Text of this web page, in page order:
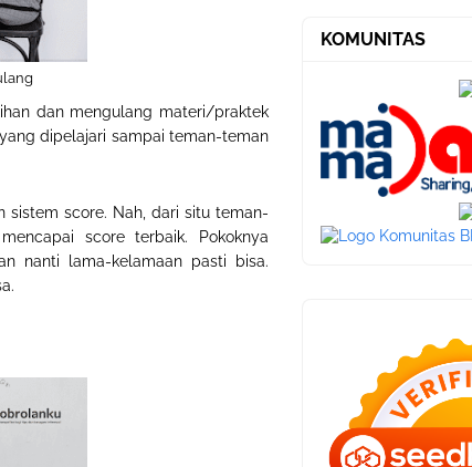
dan mengulang materi/praktek
dipelajari sampai teman-teman
sistem score. Nah, dari situ teman-
score terbaik. Pokoknya
nanti lama-kelamaan pasti bisa.
KOMUNITAS